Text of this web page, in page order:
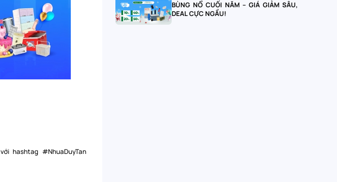
hashtag #NhuaDuyTan
BÙNG NỔ CUỐI NĂM – GIÁ GIẢM SÂU,
DEAL CỰC NGẦU!